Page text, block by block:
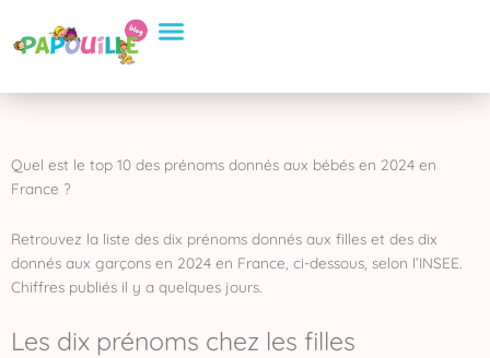
contenu
Quel est le top 10 des prénoms donnés aux bébés en 2024 en
France ?
Retrouvez la liste des dix prénoms donnés aux filles et des dix
donnés aux garçons en 2024 en France, ci-dessous, selon l’INSEE.
Chiffres publiés il y a quelques jours.
Les dix prénoms chez les filles